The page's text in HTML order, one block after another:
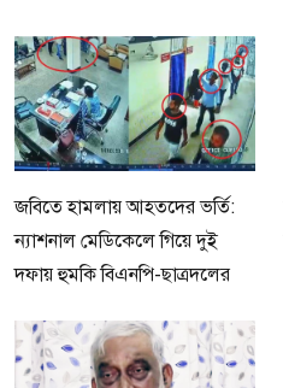
জবিতে হামলায় আহতদের ভর্তি:
ন্যাশনাল মেডিকেলে গিয়ে দুই
দফায় হুমকি বিএনপি-ছাত্রদলের